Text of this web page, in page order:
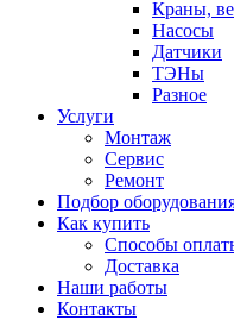
Краны,
Насосы
Датчики
ТЭНы
Разное
Услуги
Монтаж
Сервис
Ремонт
Подбор
Как купить
Способы
Доставка
Наши работы
Контакты